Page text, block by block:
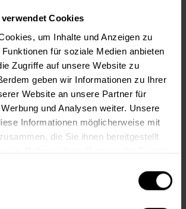
Cookies
um Inhalte und Anzeigen zu
für soziale Medien anbieten
Zugriffe auf unsere Website zu
geben wir Informationen zu Ihrer
Website an unsere Partner für
und Analysen weiter. Unsere
Informationen möglicherweise mit
die Sie ihnen bereitgestellt
Sie bearbeiten?
In den Warenkorb